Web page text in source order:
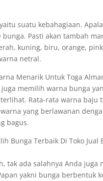
suatu kebahagiaan.
Pasti akan tambah
kuning, biru, orange,
netral.
Menarik Untuk Toga
memilih warna bunga
Rata-rata warna baju
yang berlawanan
bagus.
Bunga Terbaik Di Toko Jual
tak ada salahnya Anda juga
yakni bunga berbentuk